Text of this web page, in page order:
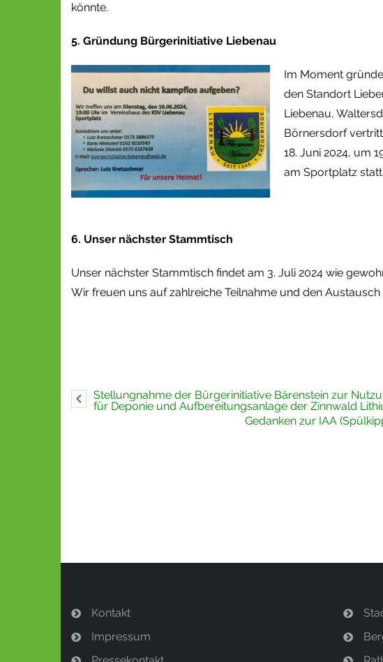
könnte.
5. Gründung Bürgerinitiative Liebenau
Im Moment
den Standort
Liebenau,
Börnersdorf
18. Juni 2024, um
am Sportplatz statt.
6. Unser nächster Stammtisch
Unser nächster Stammtisch findet am 3. Juli 2024 wie
Wir freuen uns auf zahlreiche Teilnahme und den
Stellungnahme der Bürgerinitiative Bärenstein zur
für Deponie und Aufbereitungsanlage der Zinnwald
Gedanken zur IAA
Kontakt
Impressum